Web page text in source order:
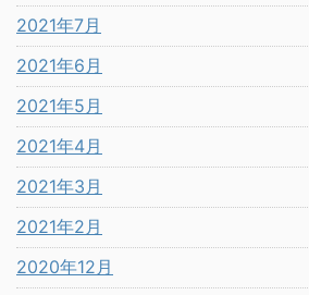
2021年7月
2021年6月
2021年5月
2021年4月
2021年3月
2021年2月
2020年12月